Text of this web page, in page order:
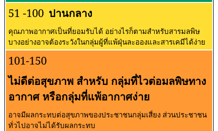
51 -100 ปานกลาง
คุณภาพอากาศเป็นที่ยอมรับได้ อย่างไรก็ตามสำหรับสารมลพิษ
บางอย่างอาจต้องระวังในกลุ่มผู้ที่แพ้ฝุ่นละอองและสารเคมีได้ง่าย
101-150
ไม่ดีต่อสุขภาพ สำหรับ กลุ่มที่ไวต่อมลพิษทาง
อากาศ หรือกลุ่มที่แพ้อากาศง่าย
อาจมีผลกระทบต่อสุขภาพของประชาชนกลุ่มเสี่ยง ส่วนประชาชน
ทั่วไปอาจไม่ได้รับผลกระทบ